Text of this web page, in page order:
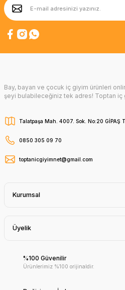
Bay, bayan ve çocuk iç giyim ürünleri
şeyi bulabileceğiniz tek adres! Toptan iç
Talatpaşa Mah. 4007. Sok. No:20 GİPAŞ
0850 305 09 70
toptanicgiyimnet@gmail.com
Kurumsal
Üyelik
%100 Güvenilir
Ürünlerimiz %100 orijinaldir.